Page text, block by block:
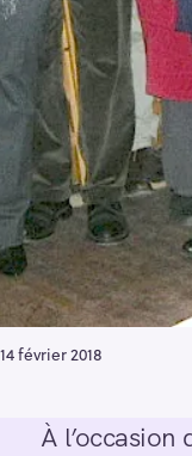
février 2018
À